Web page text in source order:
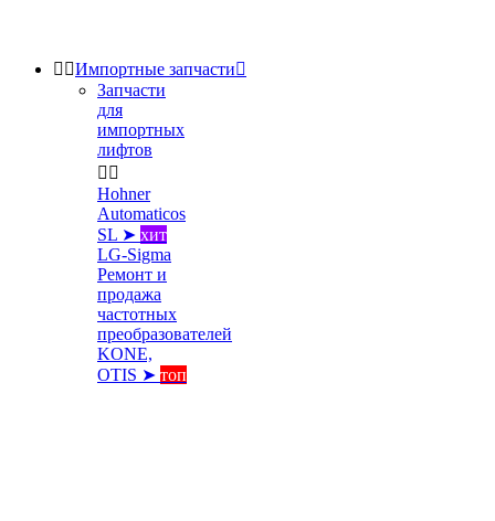
 Импортные запчасти
Запчасти
для
импортных
лифтов
 
Hohner
Automaticos
SL ➤ хит
LG-Sigma
Ремонт и
продажа
частотных
преобразователей
KONE,
OTIS ➤ топ